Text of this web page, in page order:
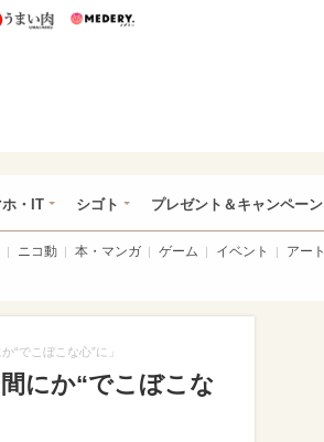
いパン うまい肉
ホ・IT シゴト プレゼント＆キャンペーン
ニコ動 本・マンガ ゲーム イベント アート
“でこぼこな心”に」
にか“でこぼこな